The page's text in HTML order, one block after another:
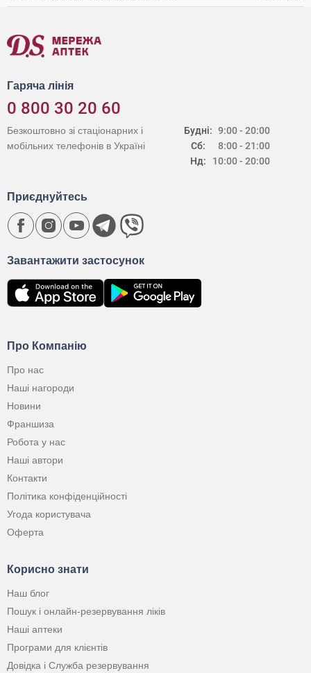
Гаряча лінія
0 800 30 20 60
Будні:
Сб:
Нд:
9:00 - 20:00
8:00 - 21:00
10:00 - 20:00
Безкоштовно зі стаціонарних і
мобільних телефонів в Україні
Про Компанію
Про нас
Наші нагороди
Новини
Франшиза
Робота у нас
Наші автори
Контакти
Політика конфіденційності
Угода користувача
Оферта
Корисно знати
Наш блог
Пошук і онлайн-резервування ліків
Наші аптеки
Програми для клієнтів
Довідка і Служба резервування
Завантажити застосунок
Приєднуйтесь